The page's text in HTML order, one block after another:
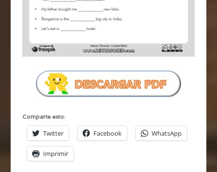
Comparte esto:
Twitter Facebook WhatsApp
Imprimir